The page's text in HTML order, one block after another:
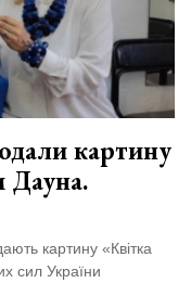
картину
Дауна.
картину «Квітка
сил України